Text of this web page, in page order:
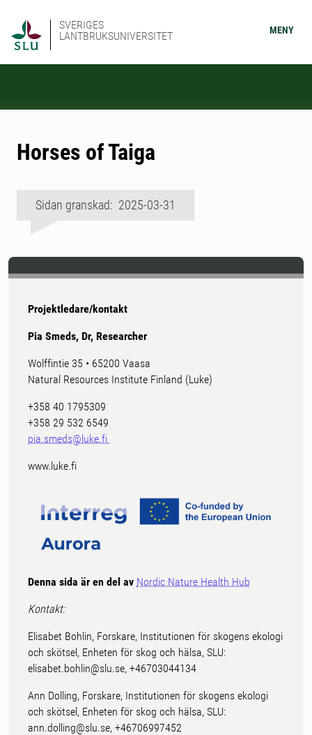
SVERIGES
LANTBRUKSUNIVERSITET
MENY
Horses of Taiga
Sidan granskad: 2025-03-31
Projektledare/kontakt
Pia Smeds, Dr, Researcher
Wolffintie 35 • 65200 Vaasa
Natural Resources Institute Finland (Luke)
+358 40 1795309
+358 29 532 6549
pia.smeds@luke.fi
www.luke.fi
Denna sida är en del av Nordic Nature Health Hub
Kontakt:
Elisabet Bohlin, Forskare, Institutionen för skogens ekologi
och skötsel, Enheten för skog och hälsa, SLU:
elisabet.bohlin@slu.se, +46703044134
Ann Dolling, Forskare, Institutionen för skogens ekologi
och skötsel, Enheten för skog och hälsa, SLU:
ann.dolling@slu.se, +46706997452